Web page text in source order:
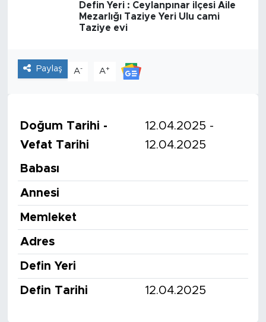
Defin Yeri : Ceylanpınar ilçesi Aile
Mezarlığı Taziye Yeri Ulu cami
Taziye evi
Paylaş A- A+
Doğum Tarihi -
Vefat Tarihi
12.04.2025 -
12.04.2025
Babası
Annesi
Memleket
Adres
Defin Yeri
Defin Tarihi 12.04.2025
MAGAZİN
TEKNOLOJİ
Süper Lig Puan Durumu ve Fikstür
Son Dakika Haberleri